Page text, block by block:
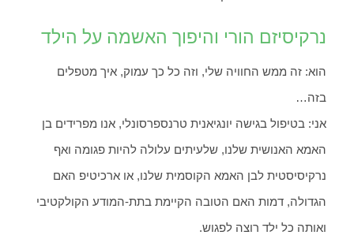
נרקיסיזם הורי והיפוך האשמה על הילד
הוא: זה ממש החוויה שלי, וזה כל כך עמוק, איך מטפלים
בזה…
אני: בטיפול בגישה יונגיאנית טרנספרסונלי, אנו מפרידים בן
האמא האנושית שלנו, שלעיתים עלולה להיות פגומה ואף
נרקיסיסטית לבן האמא הקוסמית שלנו, או ארכיטיפ האם
הגדולה, דמות האם הטובה הקיימת בתת-המודע הקולקטיבי
ואותה כל ילד רוצה לפגוש.